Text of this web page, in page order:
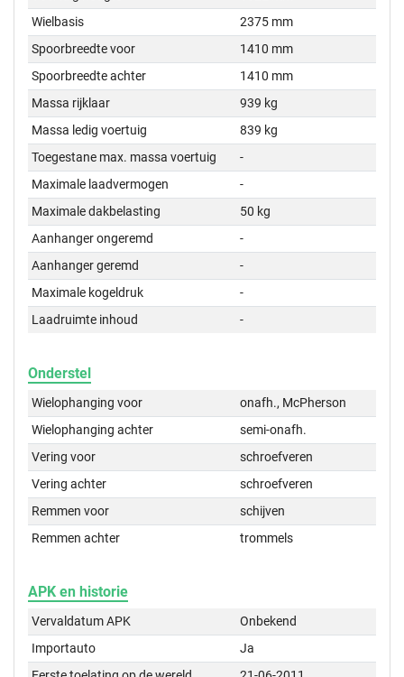
Wielbasis
2375 mm
Spoorbreedte voor
1410 mm
Spoorbreedte achter
1410 mm
Massa rijklaar
939 kg
Massa ledig voertuig
839 kg
Toegestane max. massa voertuig
-
Maximale laadvermogen
-
Maximale dakbelasting
50 kg
Aanhanger ongeremd
-
Aanhanger geremd
-
Maximale kogeldruk
-
Laadruimte inhoud
-
Onderstel
Wielophanging voor
onafh., McPherson
Wielophanging achter
semi-onafh.
Vering voor
schroefveren
Vering achter
schroefveren
Remmen voor
schijven
Remmen achter
trommels
APK en historie
Vervaldatum APK
Onbekend
Importauto
Ja